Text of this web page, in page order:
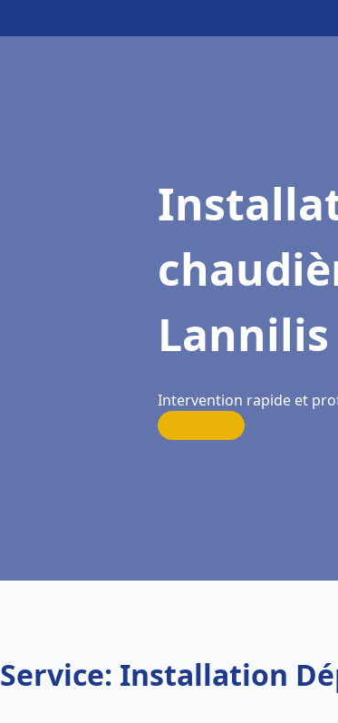
Lannilis
Intervention rapide et
Service: Installation